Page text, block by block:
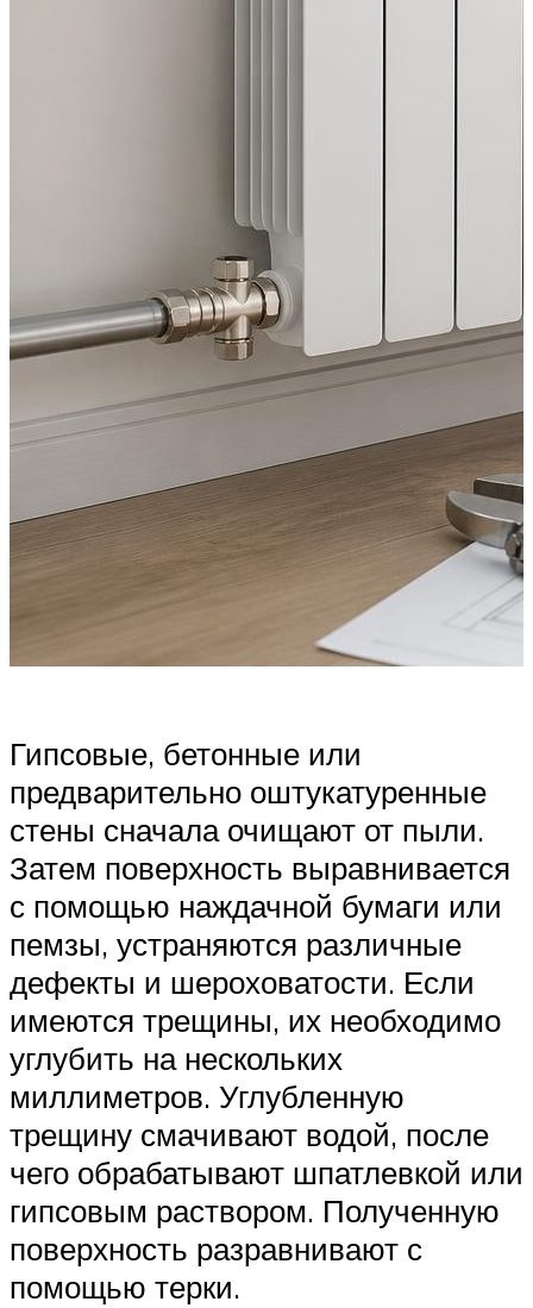
Гипсовые, бетонные или
предварительно оштукатуренные
стены сначала очищают от пыли.
Затем поверхность выравнивается
с помощью наждачной бумаги или
пемзы, устраняются различные
дефекты и шероховатости. Если
имеются трещины, их необходимо
углубить на нескольких
миллиметров. Углубленную
трещину смачивают водой, после
чего обрабатывают шпатлевкой или
гипсовым раствором. Полученную
поверхность разравнивают с
помощью терки.